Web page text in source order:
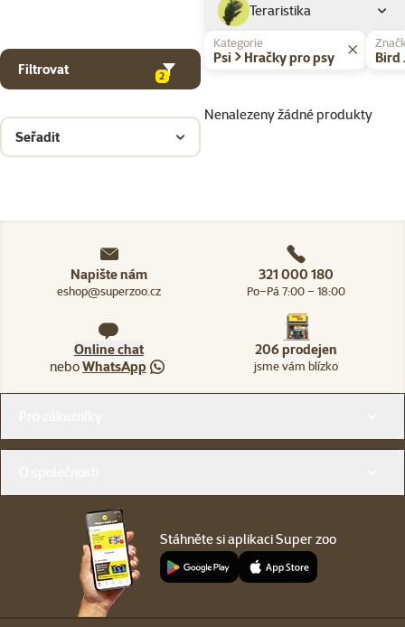
Teraristika
Filtrovat 2
Kategorie
Psi > Hračky pro psy Bird
Seřadit
Nenalezeny žádné produkty
Napište nám
eshop@superzoo.cz
321 000 180
Po–Pá 7:00 – 18:00
Online chat
neboWhatsApp
206 prodejen
jsme vám blízko
Stáhněte si aplikaci Super zoo